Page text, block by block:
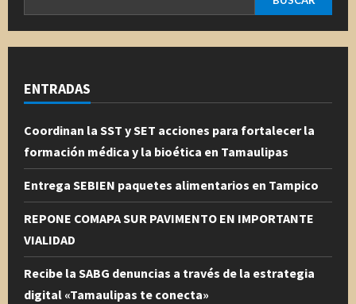
ENTRADAS
Coordinan la SST y SET acciones para fortalecer la
formación médica y la bioética en Tamaulipas
Entrega SEBIEN paquetes alimentarios en Tampico
REPONE COMAPA SUR PAVIMENTO EN IMPORTANTE
VIALIDAD
Recibe la SABG denuncias a través de la estrategia
digital «Tamaulipas te conecta»